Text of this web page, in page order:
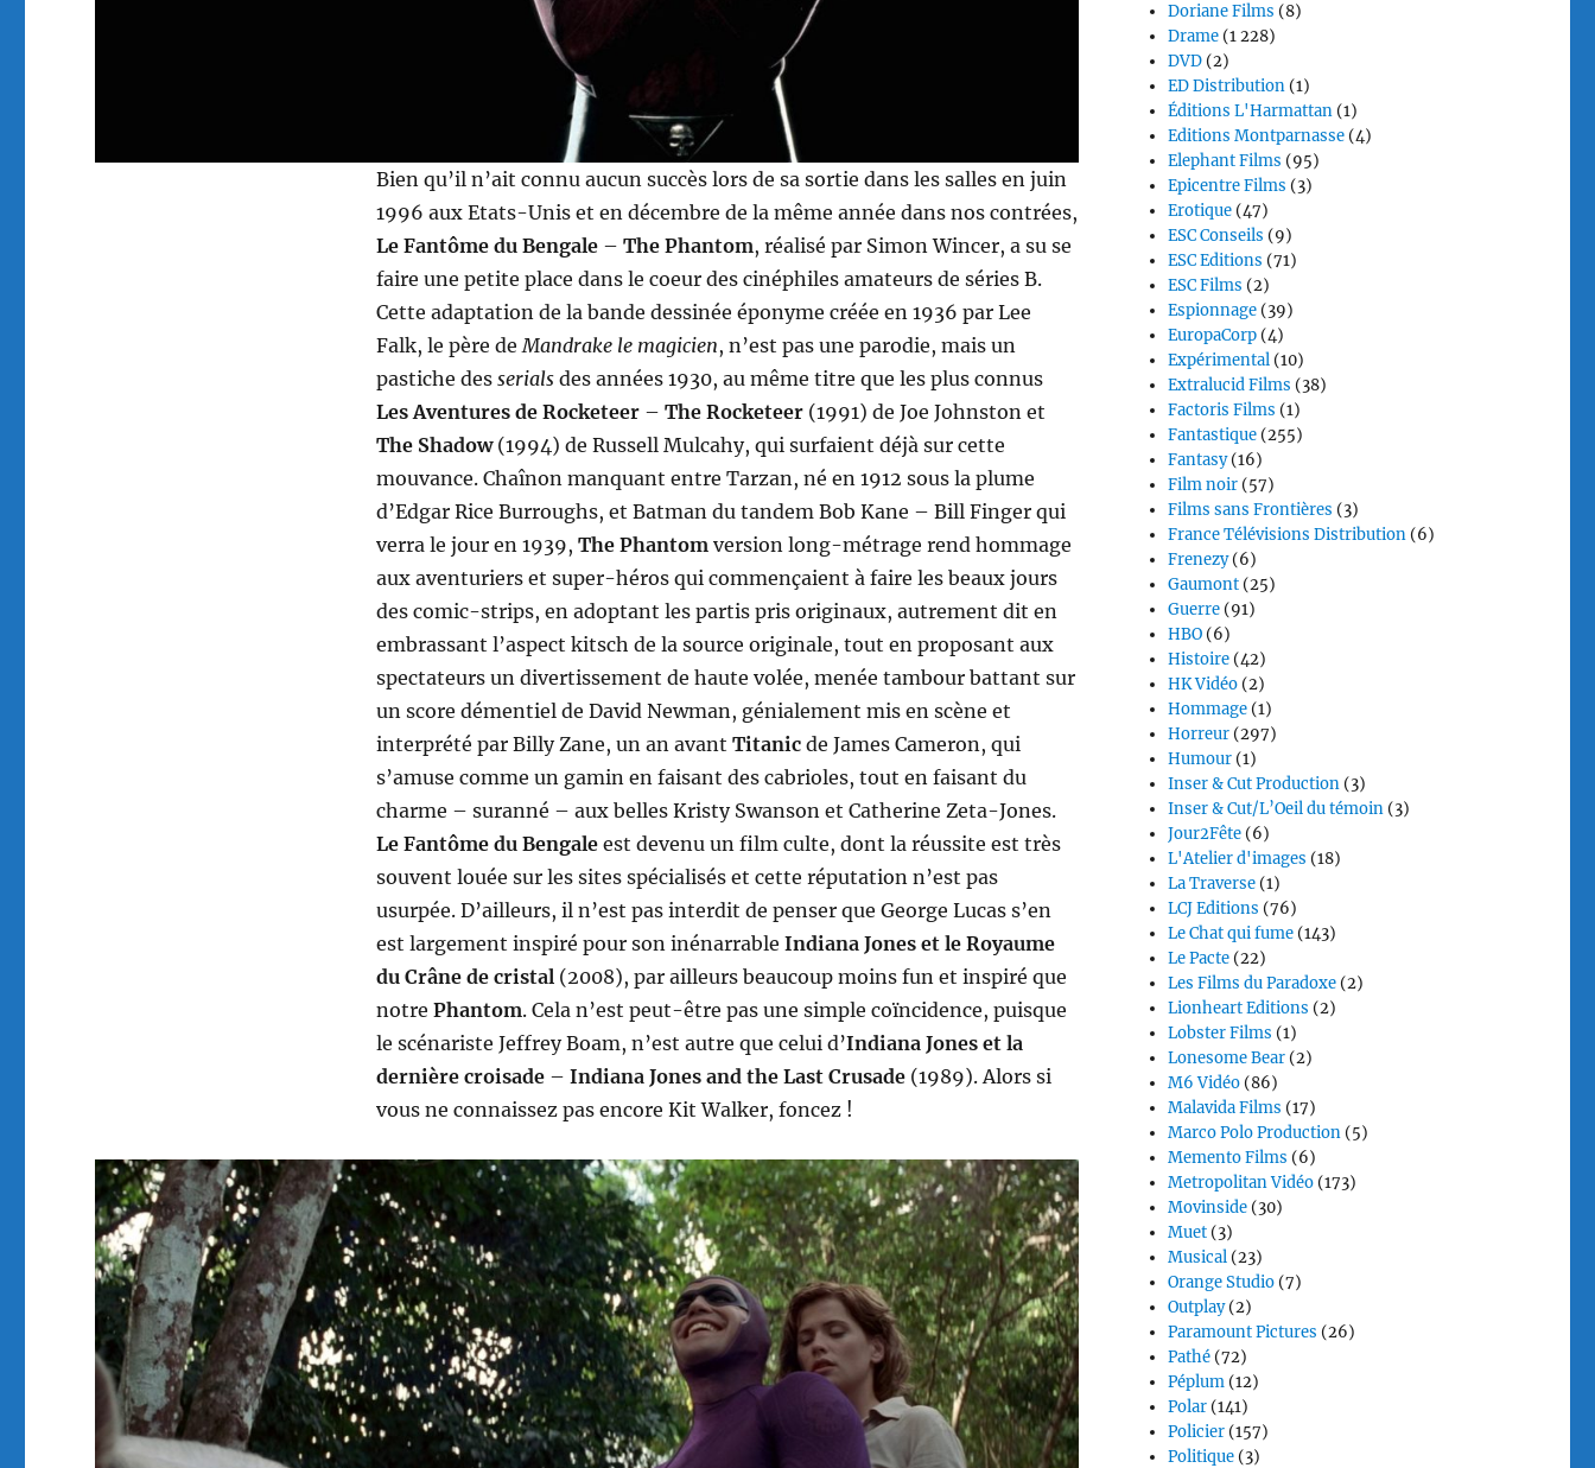
Bien qu’il n’ait connu aucun succès lors de sa sortie dans les salles en juin
1996 aux Etats-Unis et en décembre de la même année dans nos contrées,
Le Fantôme du Bengale– The Phantom, réalisé par Simon Wincer, a su se
faire une petite place dans le coeur des cinéphiles amateurs de séries B.
Cette adaptation de la bande dessinée éponyme créée en 1936 par Lee
Falk, le père deMandrake le magicien, n’est pas une parodie, mais un
pastiche des serialsdes années 1930, au même titre que les plus connus
Les Aventures de Rocketeer– The Rocketeer(1991) de Joe Johnston et
The Shadow(1994) de Russell Mulcahy, qui surfaient déjà sur cette
mouvance. Chaînon manquant entre Tarzan, né en 1912 sous la plume
d’Edgar Rice Burroughs, et Batman du tandem Bob Kane – Bill Finger qui
verra le jour en 1939, The Phantomversion long-métrage rend hommage
aux aventuriers et super-héros qui commençaient à faire les beaux jours
des comic-strips, en adoptant les partis pris originaux, autrement dit en
embrassant l’aspect kitsch de la source originale, tout en proposant aux
spectateurs un divertissement de haute volée, menée tambour battant sur
un score démentiel de David Newman, génialement mis en scène et
interprété par Billy Zane, un an avant Titanicde James Cameron, qui
s’amuse comme un gamin en faisant des cabrioles, tout en faisant du
charme – suranné – aux belles Kristy Swanson et Catherine Zeta-Jones.
Le Fantôme du Bengaleest devenu un film culte, dont la réussite est très
souvent louée sur les sites spécialisés et cette réputation n’est pas
usurpée. D’ailleurs, il n’est pas interdit de penser que George Lucas s’en
est largement inspiré pour son inénarrable Indiana Jones et le Royaume
du Crâne de cristal(2008), par ailleurs beaucoup moins fun et inspiré que
notre Phantom. Cela n’est peut-être pas une simple coïncidence, puisque
le scénariste Jeffrey Boam, n’est autre que celui d’Indiana Jones et la
dernière croisade– Indiana Jones and the Last Crusade(1989). Alors si
vous ne connaissez pas encore Kit Walker, foncez !
Doriane Films (8)
Drame (1 228)
DVD (2)
ED Distribution (1)
Éditions L'Harmattan (1)
Editions Montparnasse (4)
Elephant Films (95)
Epicentre Films (3)
Erotique (47)
ESC Conseils (9)
ESC Editions (71)
ESC Films (2)
Espionnage (39)
EuropaCorp (4)
Expérimental (10)
Extralucid Films (38)
Factoris Films (1)
Fantastique (255)
Fantasy(16)
Film noir (57)
Films sans Frontières (3)
France Télévisions Distribution (6)
Frenezy(6)
Gaumont (25)
Guerre (91)
HBO (6)
Histoire (42)
HK Vidéo (2)
Hommage (1)
Horreur (297)
Humour (1)
Inser & Cut Production (3)
Inser & Cut/L’Oeil du témoin (3)
Jour2Fête (6)
L'Atelier d'images (18)
La Traverse (1)
LCJ Editions (76)
Le Chat qui fume (143)
Le Pacte (22)
Les Films du Paradoxe (2)
Lionheart Editions (2)
Lobster Films (1)
Lonesome Bear (2)
M6 Vidéo (86)
Malavida Films (17)
Marco Polo Production (5)
Memento Films (6)
Metropolitan Vidéo (173)
Movinside (30)
Muet (3)
Musical (23)
Orange Studio (7)
Outplay(2)
Paramount Pictures (26)
Pathé (72)
Péplum (12)
Polar (141)
Policier (157)
Politique (3)